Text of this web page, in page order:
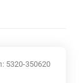
5320-350620